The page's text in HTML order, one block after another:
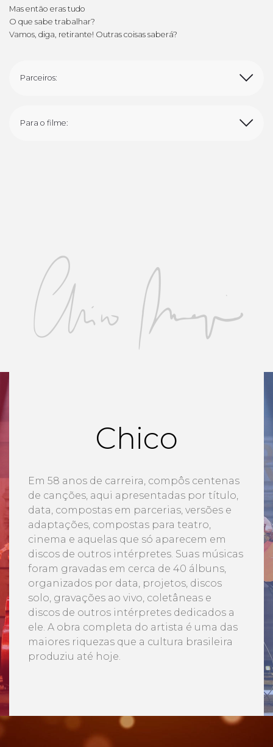
Mas então eras tudo
O que sabe trabalhar?
Vamos, diga, retirante! Outras coisas saberá?
Parceiros:
Para o filme:
Chico
Em 58 anos de carreira, compôs centenas
de canções, aqui apresentadas por título,
data, compostas em parcerias, versões e
adaptações, compostas para teatro,
cinema e aquelas que só aparecem em
discos de outros intérpretes. Suas músicas
foram gravadas em cerca de 40 álbuns,
organizados por data, projetos, discos
solo, gravações ao vivo, coletâneas e
discos de outros intérpretes dedicados a
ele. A obra completa do artista é uma das
maiores riquezas que a cultura brasileira
produziu até hoje.